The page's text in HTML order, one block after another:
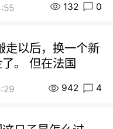
132 0
走以后，换一个新
。 但在法国
942 4